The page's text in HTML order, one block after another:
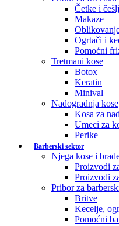
Četke i
Makaze
Ogrtači i
Pomoćni
Tretmani kose
Botox
Keratin
Minival
Nadogradnja kose
Kosa za
Umeci za
Perike
Barberski sektor
Njega kose i
Proizvodi
Proizvodi
Pribor za
Britve
Kecelje,
Pomoćni